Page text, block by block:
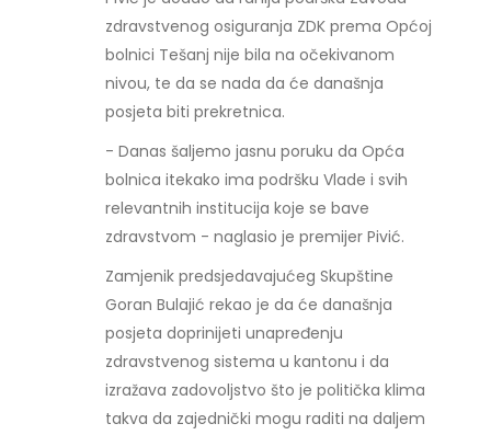
zdravstvenog osiguranja ZDK prema Općoj
bolnici Tešanj nije bila na očekivanom
nivou, te da se nada da će današnja
posjeta biti prekretnica.
- Danas šaljemo jasnu poruku da Opća
bolnica itekako ima podršku Vlade i svih
relevantnih institucija koje se bave
zdravstvom - naglasio je premijer Pivić.
Zamjenik predsjedavajućeg Skupštine
Goran Bulajić rekao je da će današnja
posjeta doprinijeti unapređenju
zdravstvenog sistema u kantonu i da
izražava zadovoljstvo što je politička klima
takva da zajednički mogu raditi na daljem